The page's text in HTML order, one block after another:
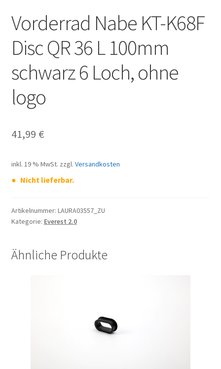
Vorderrad Nabe KT-K68F
Disc QR 36 L 100mm
schwarz 6 Loch, ohne
logo
41,99 €
inkl. 19 % MwSt. zzgl. Versandkosten
Nicht lieferbar.
Artikelnummer: LAURA03557_ZU
Kategorie: Everest 2.0
Ähnliche Produkte